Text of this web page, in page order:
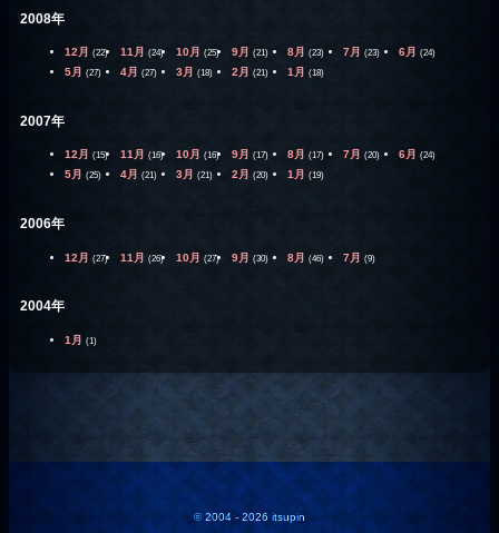
2008年
12月 (22) 11月 (24) 10月 (25) 9月 (21) 8月 (23) 7月 (23) 6月 (24)
5月 (27) 4月 (27) 3月 (18) 2月 (21) 1月 (18)
2007年
12月 (15) 11月 (16) 10月 (16) 9月 (17) 8月 (17) 7月 (20) 6月 (24)
5月 (25) 4月 (21) 3月 (21) 2月 (20) 1月 (19)
2006年
12月 (27) 11月 (26) 10月 (27) 9月 (30) 8月 (46) 7月 (9)
2004年
1月 (1)
© 2004 - 2026 itsupin